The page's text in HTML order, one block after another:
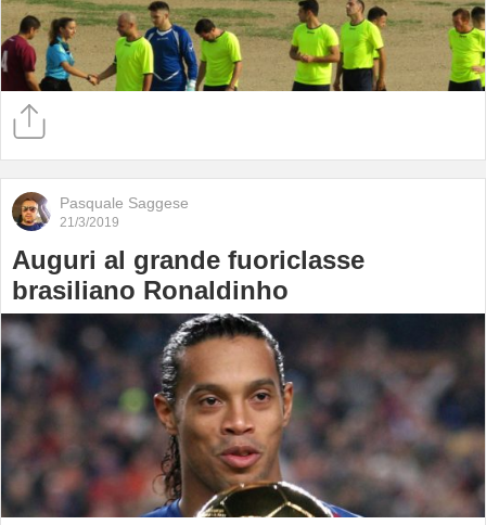
Pasquale Saggese
21/3/2019
Auguri al grande fuoriclasse
brasiliano Ronaldinho